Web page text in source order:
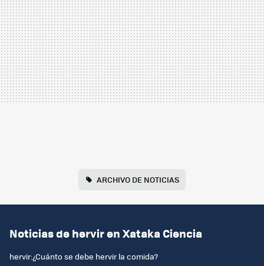
ARCHIVO DE NOTICIAS
Noticias de hervir en Xataka Ciencia
hervir:¿Cuánto se debe hervir la comida?